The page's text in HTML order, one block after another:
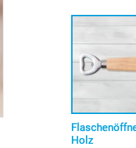
Holz